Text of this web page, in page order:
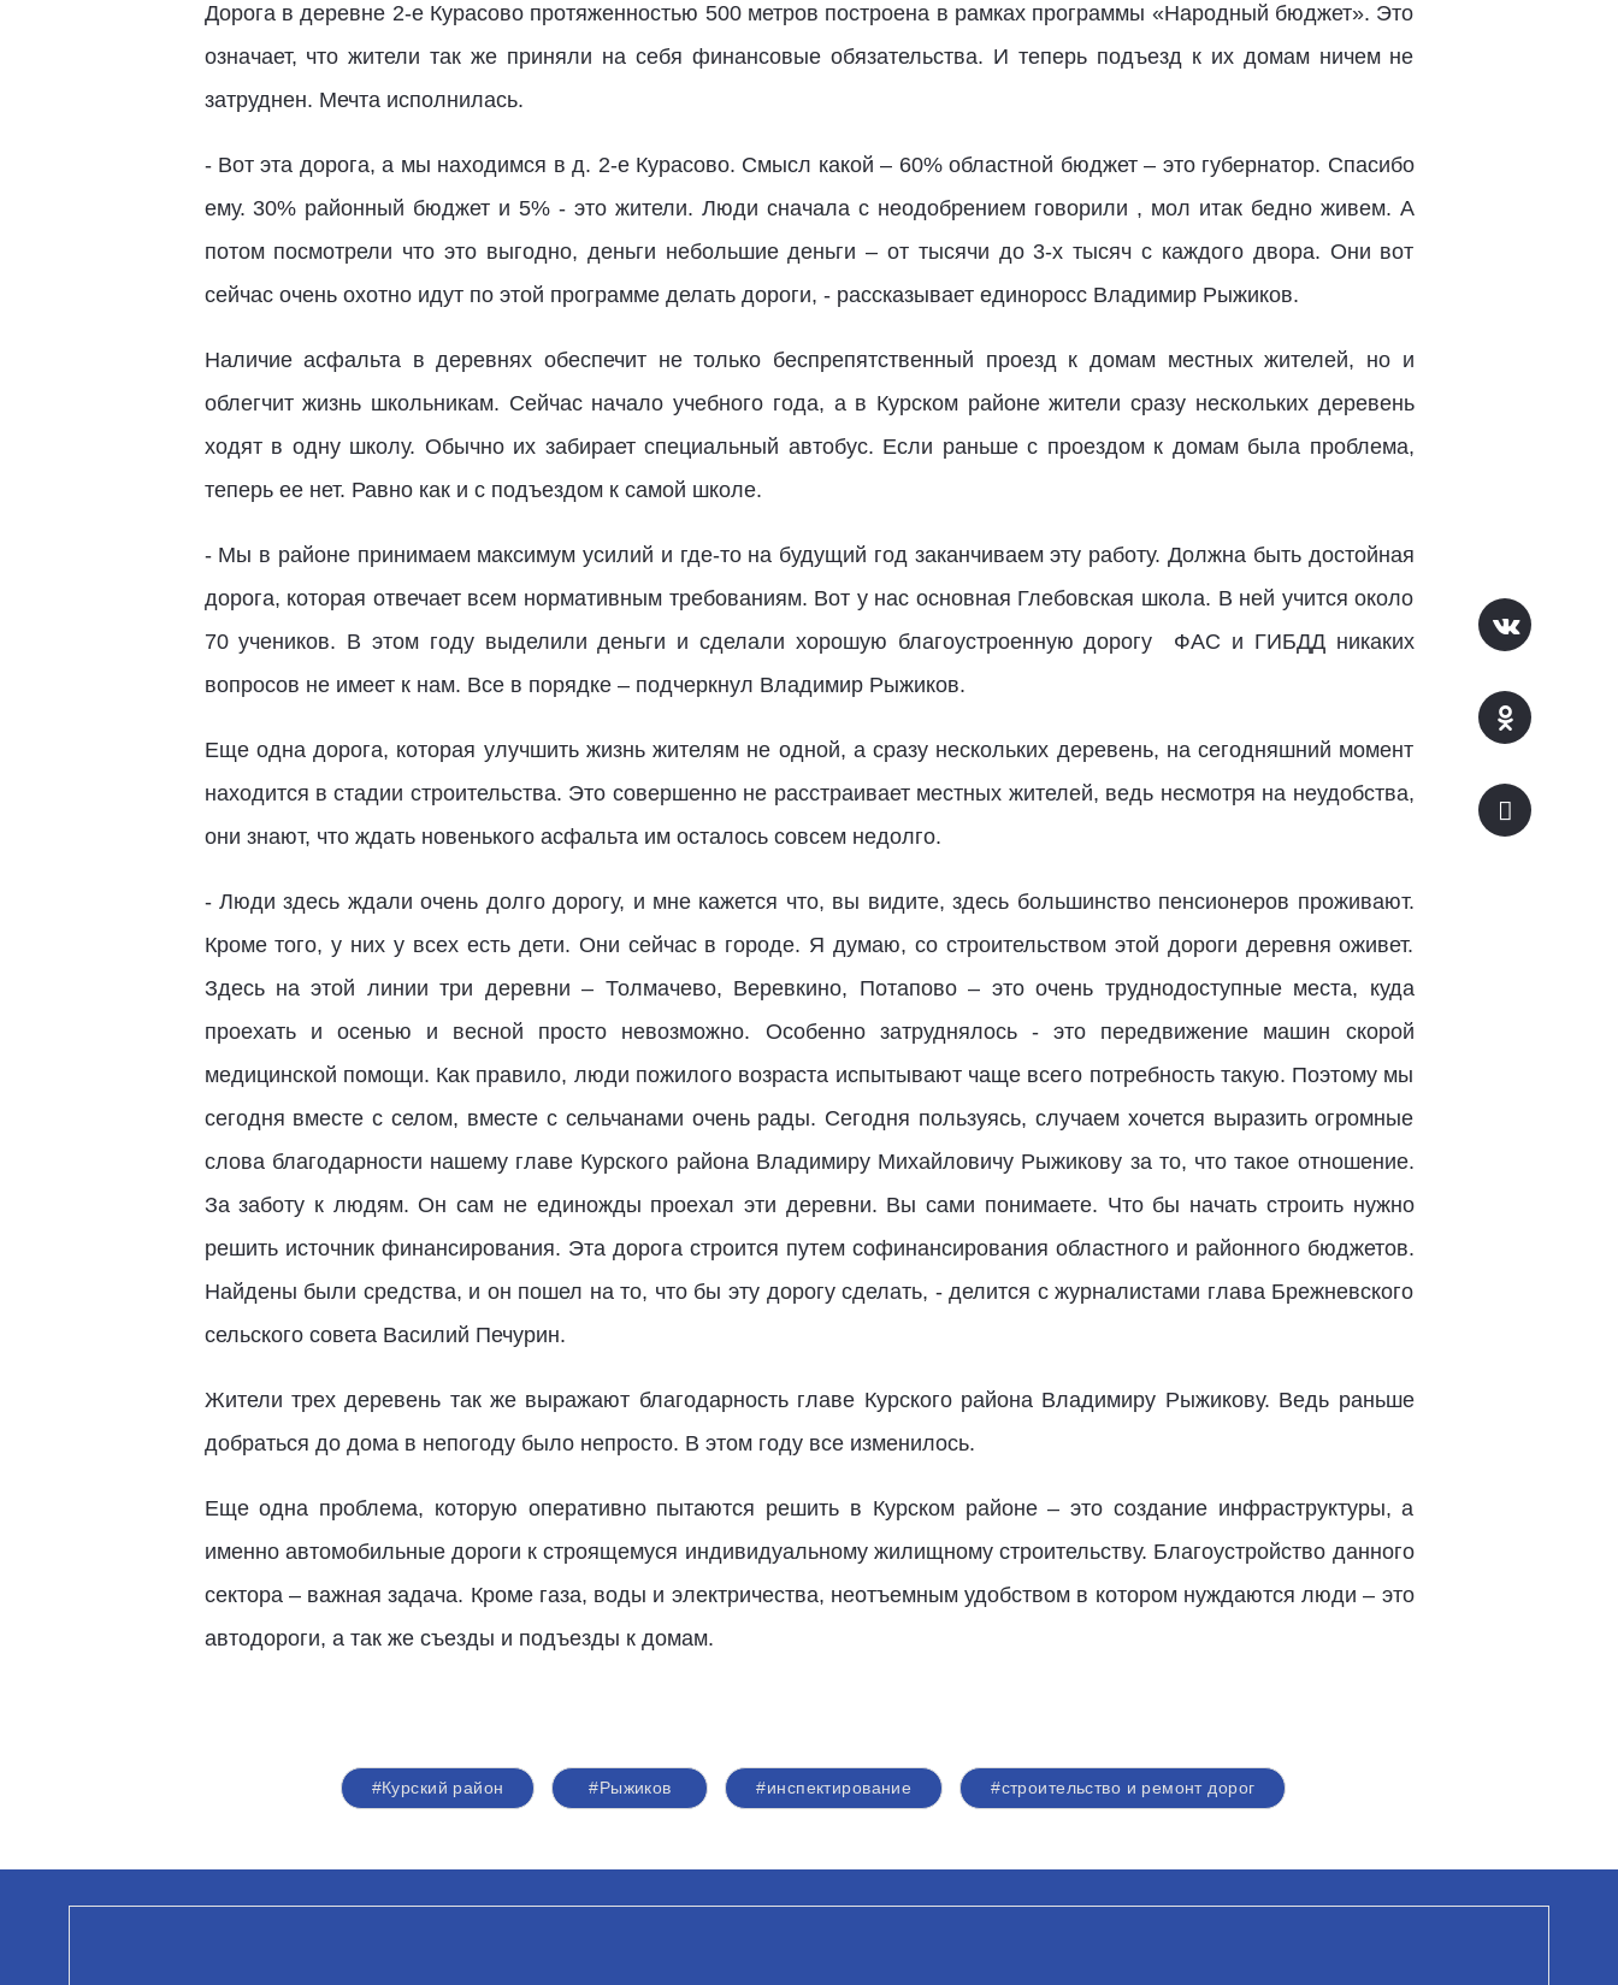
Дорога в деревне 2-е Курасово протяженностью 500 метров построена в рамках программы «Народный бюджет». Это
означает, что жители так же приняли на себя финансовые обязательства. И теперь подъезд к их домам ничем не
затруднен. Мечта исполнилась.
- Вот эта дорога, а мы находимся в д. 2-е Курасово. Смысл какой – 60% областной бюджет – это губернатор. Спасибо
ему. 30% районный бюджет и 5% - это жители. Люди сначала с неодобрением говорили , мол итак бедно живем. А
потом посмотрели что это выгодно, деньги небольшие деньги – от тысячи до 3-х тысяч с каждого двора. Они вот
сейчас очень охотно идут по этой программе делать дороги, - рассказывает единоросс Владимир Рыжиков.
Наличие асфальта в деревнях обеспечит не только беспрепятственный проезд к домам местных жителей, но и
облегчит жизнь школьникам. Сейчас начало учебного года, а в Курском районе жители сразу нескольких деревень
ходят в одну школу. Обычно их забирает специальный автобус. Если раньше с проездом к домам была проблема,
теперь ее нет. Равно как и с подъездом к самой школе.
- Мы в районе принимаем максимум усилий и где-то на будущий год заканчиваем эту работу. Должна быть достойная
дорога, которая отвечает всем нормативным требованиям. Вот у нас основная Глебовская школа. В ней учится около
70 учеников. В этом году выделили деньги и сделали хорошую благоустроенную дорогу ФАС и ГИБДД никаких
вопросов не имеет к нам. Все в порядке – подчеркнул Владимир Рыжиков.
Еще одна дорога, которая улучшить жизнь жителям не одной, а сразу нескольких деревень, на сегодняшний момент
находится в стадии строительства. Это совершенно не расстраивает местных жителей, ведь несмотря на неудобства,
они знают, что ждать новенького асфальта им осталось совсем недолго.
- Люди здесь ждали очень долго дорогу, и мне кажется что, вы видите, здесь большинство пенсионеров проживают.
Кроме того, у них у всех есть дети. Они сейчас в городе. Я думаю, со строительством этой дороги деревня оживет.
Здесь на этой линии три деревни – Толмачево, Веревкино, Потапово – это очень труднодоступные места, куда
проехать и осенью и весной просто невозможно. Особенно затруднялось - это передвижение машин скорой
медицинской помощи. Как правило, люди пожилого возраста испытывают чаще всего потребность такую. Поэтому мы
сегодня вместе с селом, вместе с сельчанами очень рады. Сегодня пользуясь, случаем хочется выразить огромные
слова благодарности нашему главе Курского района Владимиру Михайловичу Рыжикову за то, что такое отношение.
За заботу к людям. Он сам не единожды проехал эти деревни. Вы сами понимаете. Что бы начать строить нужно
решить источник финансирования. Эта дорога строится путем софинансирования областного и районного бюджетов.
Найдены были средства, и он пошел на то, что бы эту дорогу сделать, - делится с журналистами глава Брежневского
сельского совета Василий Печурин.
Жители трех деревень так же выражают благодарность главе Курского района Владимиру Рыжикову. Ведь раньше
добраться до дома в непогоду было непросто. В этом году все изменилось.
Еще одна проблема, которую оперативно пытаются решить в Курском районе – это создание инфраструктуры, а
именно автомобильные дороги к строящемуся индивидуальному жилищному строительству. Благоустройство данного
сектора – важная задача. Кроме газа, воды и электричества, неотъемным удобством в котором нуждаются люди – это
автодороги, а так же съезды и подъезды к домам.
#Курский район #Рыжиков #инспектирование #строительство и ремонт дорог